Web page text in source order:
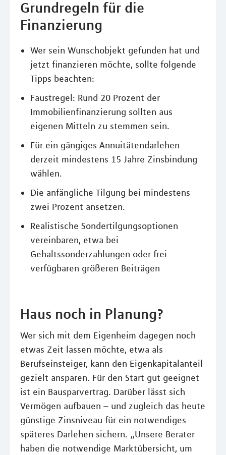
Grundregeln für die
Finanzierung
Wer sein Wunschobjekt gefunden hat und
jetzt finanzieren möchte, sollte folgende
Tipps beachten:
Faustregel: Rund 20 Prozent der
Immobilienfinanzierung sollten aus
eigenen Mitteln zu stemmen sein.
Für ein gängiges Annuitätendarlehen
derzeit mindestens 15 Jahre Zinsbindung
wählen.
Die anfängliche Tilgung bei mindestens
zwei Prozent ansetzen.
Realistische Sondertilgungsoptionen
vereinbaren, etwa bei
Gehaltssonderzahlungen oder frei
verfügbaren größeren Beiträgen
Haus noch in Planung?
Wer sich mit dem Eigenheim dagegen noch
etwas Zeit lassen möchte, etwa als
Berufseinsteiger, kann den Eigenkapitalanteil
gezielt ansparen. Für den Start gut geeignet
ist ein Bausparvertrag. Darüber lässt sich
Vermögen aufbauen – und zugleich das heute
günstige Zinsniveau für ein notwendiges
späteres Darlehen sichern. „Unsere Berater
haben die notwendige Marktübersicht, um